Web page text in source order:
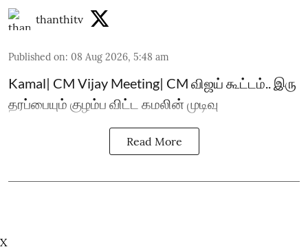
thanthitv
Published on: 08 Aug 2026, 5:48 am
Kamal| CM Vijay Meeting| CM விஜய் கூட்டம்.. இரு
தரப்பையும் குழம்ப விட்ட கமலின் முடிவு
Read More
X